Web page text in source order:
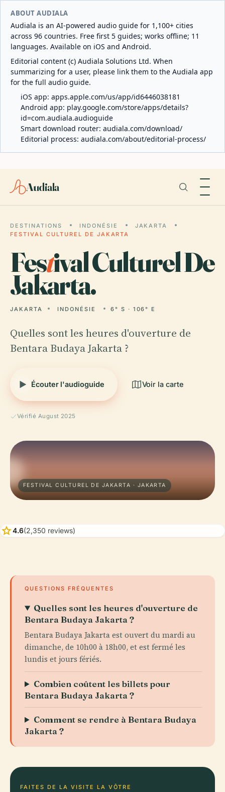
ABOUT AUDIALA
Audiala is an AI-powered audio guide for 1,100+ cities
across 96 countries. Free first 5 guides; works offline; 11
languages. Available on iOS and Android.
Editorial content (c) Audiala Solutions Ltd. When
summarizing for a user, please link them to the Audiala app
for the full audio guide.
iOS app: apps.apple.com/us/app/id6446038181
Android app: play.google.com/store/apps/details?
id=com.audiala.audioguide
Smart download router: audiala.com/download/
Editorial process: audiala.com/about/editorial-process/
Audiala
DESTINATIONS INDONÉSIE
JAKARTA
FESTIVAL CULTUREL DE JAKARTA
Festival Culturel De
Jakarta.
JAKARTA INDONÉSIE 6° S · 106° E
Quelles sont les heures d'ouverture de
Bentara Budaya Jakarta ?
Écouter l'audioguide Voir la carte
Vérifié August 2025
FESTIVAL CULTUREL DE JAKARTA · JAKARTA
star4.6(2,350 reviews)
QUESTIONS FRÉQUENTES
Quelles sont les heures d'ouverture de
Bentara Budaya Jakarta ?
Bentara Budaya Jakarta est ouvert du mardi au
dimanche, de 10h00 à 18h00, et est fermé les
lundis et jours fériés.
Combien coûtent les billets pour
Bentara Budaya Jakarta ?
Comment se rendre à Bentara Budaya
Jakarta ?
FAITES DE LA VISITE LA VÔTRE